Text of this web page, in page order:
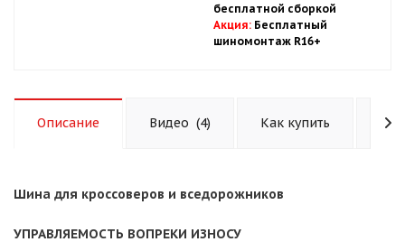
бесплатной сборкой
Акция: Бесплатный
шиномонтаж R16+
Описание Видео (4) Как купить
Шина для кроссоверов и вседорожников
УПРАВЛЯЕМОСТЬ ВОПРЕКИ ИЗНОСУ